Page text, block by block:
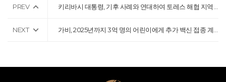
PREV 키리바시 대통령, 기후 사례와 연대하여 토레스 해협 지역 사회를 순회
NEXT 가비, 2025년까지 3억 명의 어린이에게 추가 백신 접종 계획 진행 중